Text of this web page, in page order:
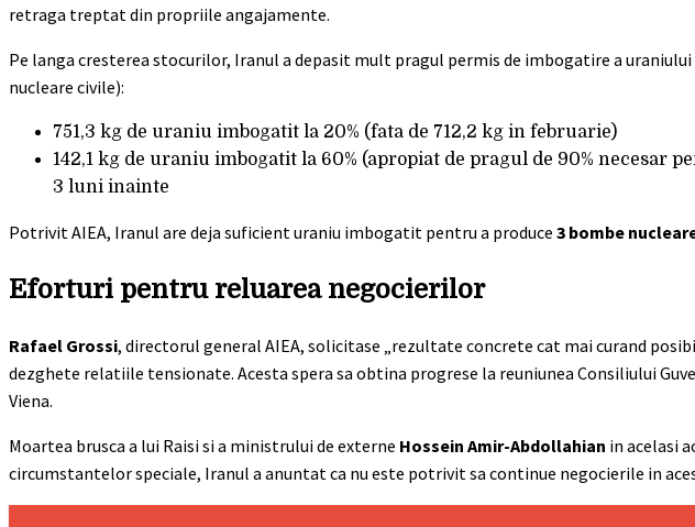
retraga treptat din propriile angajamente.
Pe langa cresterea stocurilor, Iranul a depasit mult pragul permis de imbogatire a
nucleare civile):
751,3 kg de uraniu imbogatit la 20% (fata de 712,2 kg in februarie)
142,1 kg de uraniu imbogatit la 60% (apropiat de pragul de 90% necesar
3 luni inainte
Potrivit AIEA, Iranul are deja suficient uraniu imbogatit pentru a produce 3 bombe
Eforturi pentru reluarea negocierilor
Rafael Grossi, directorul general AIEA, solicitase „rezultate concrete cat mai curand
dezghete relatiile tensionate. Acesta spera sa obtina progrese la reuniunea Consiliului
Viena.
Moartea brusca a lui Raisi si a ministrului de externe Hossein Amir-Abdollahian in acelasi
circumstantelor speciale, Iranul a anuntat ca nu este potrivit sa continue negocierile in